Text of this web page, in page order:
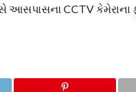
આસપાસના CCTV